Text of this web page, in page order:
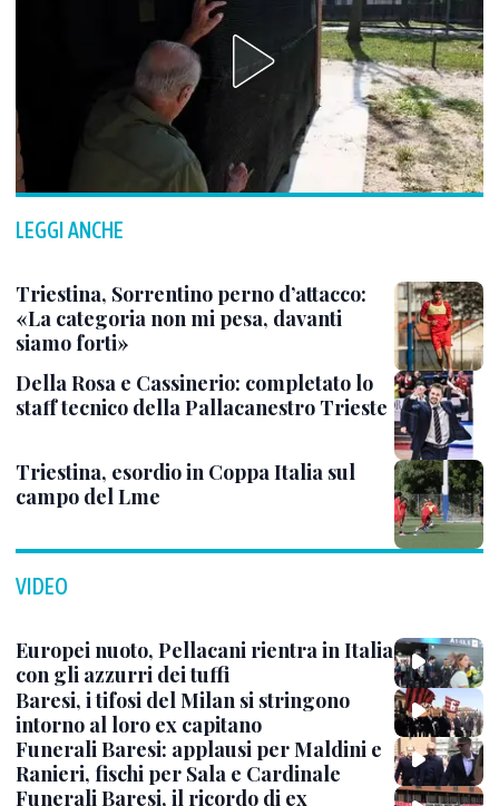
LEGGI ANCHE
Triestina, Sorrentino perno d’attacco:
«La categoria non mi pesa, davanti
siamo forti»
Della Rosa e Cassinerio: completato lo
staff tecnico della Pallacanestro Trieste
Triestina, esordio in Coppa Italia sul
campo del Lme
VIDEO
Europei nuoto, Pellacani rientra in Italia
con gli azzurri dei tuffi
Baresi, i tifosi del Milan si stringono
intorno al loro ex capitano
Funerali Baresi: applausi per Maldini e
Ranieri, fischi per Sala e Cardinale
Funerali Baresi, il ricordo di ex